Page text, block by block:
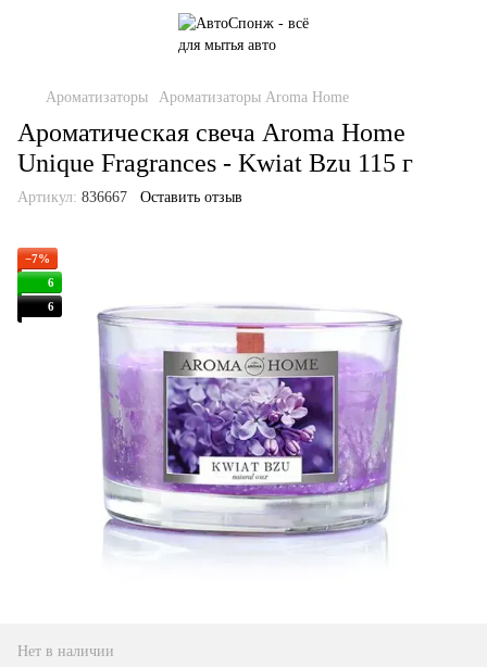
Ароматизаторы Ароматизаторы Aroma Home
Ароматическая свеча Aroma Home
Unique Fragrances - Kwiat Bzu 115 г
Артикул: 836667 Оставить отзыв
−7%
6
6
Нет в наличии